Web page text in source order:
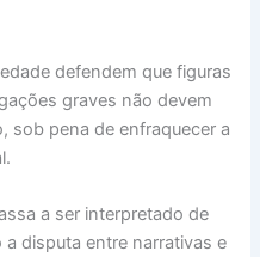
defendem que figuras
graves não devem
sob pena de enfraquecer a
a ser interpretado de
disputa entre narrativas e